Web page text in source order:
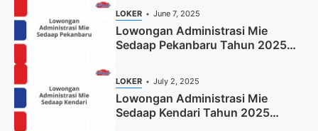
LOKER June 7, 2025
Lowongan Administrasi Mie
Sedaap Pekanbaru Tahun 2025
LOKER July 2, 2025
Lowongan Administrasi Mie
Sedaap Kendari Tahun 2025